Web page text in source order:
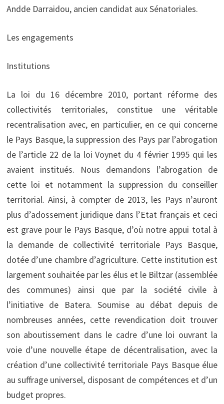
Andde Darraidou, ancien candidat aux Sénatoriales.
Les engagements
Institutions
La loi du 16 décembre 2010, portant réforme des
collectivités territoriales, constitue une véritable
recentralisation avec, en particulier, en ce qui concerne
le Pays Basque, la suppression des Pays par l’abrogation
de l’article 22 de la loi Voynet du 4 février 1995 qui les
avaient institués. Nous demandons l’abrogation de
cette loi et notamment la suppression du conseiller
territorial. Ainsi, à compter de 2013, les Pays n’auront
plus d’adossement juridique dans l’Etat français et ceci
est grave pour le Pays Basque, d’où notre appui total à
la demande de collectivité territoriale Pays Basque,
dotée d’une chambre d’agriculture. Cette institution est
largement souhaitée par les élus et le Biltzar (assemblée
des communes) ainsi que par la société civile à
l’initiative de Batera. Soumise au débat depuis de
nombreuses années, cette revendication doit trouver
son aboutissement dans le cadre d’une loi ouvrant la
voie d’une nouvelle étape de décentralisation, avec la
création d’une collectivité territoriale Pays Basque élue
au suffrage universel, disposant de compétences et d’un
budget propres.